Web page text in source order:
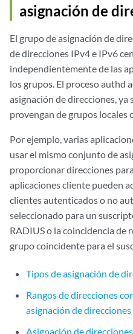
asignación de
El grupo de asignación de
de direcciones IPv4 e IPv6
independientemente de las
los grupos. El proceso authd
asignación de direcciones, ya
provengan de grupos locales
Por ejemplo, varias
usar el mismo conjunto de
proporcionar direcciones
aplicaciones cliente pueden
clientes autenticados o no
seleccionado para un
RADIUS o la coincidencia de
grupo coincidente para el
Tipos de asignación de
Rangos de direcciones
asignación de direcciones
Asignación de